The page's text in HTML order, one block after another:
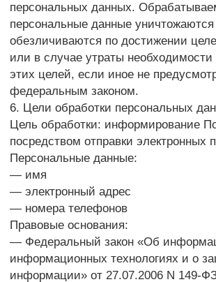
указанными лицами (Операторами) в соответствии
с их Пользовательским соглашением и Политикой
конфиденциальности. Субъект персональных
данных и/или с указанными документами. Оператор
не несет ответственность за действия третьих лиц,
в том числе указанных в настоящем пункте
поставщиков услуг.
8.6. Установленные субъектом персональных
данных запреты на передачу (кроме предоставления
доступа), а также на обработку или условия
обработки (кроме получения доступа) персональных
данных, разрешенных для распространения,
не действуют в случаях обработки персональных
публичных интересах, определенных
законодательством РФ.
8.7. Оператор при обработке персональных данных
обеспечивает конфиденциальность персональных
данных.
8.8. Оператор осуществляет хранение персональных
данных в форме, позволяющей определить
субъекта персональных данных, не дольше, чем
этого требуют цели обработки персональных